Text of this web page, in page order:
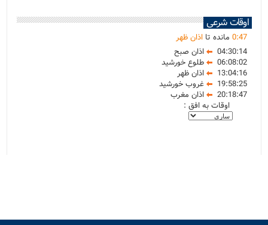
اوقات شرعی
0:47 مانده تااذان ظهر
04:30:14
اذان صبح
06:08:02
طلوع خورشید
13:04:16
اذان ظهر
19:58:25
غروب خورشید
20:18:47
اذان مغرب
اوقات به افق :